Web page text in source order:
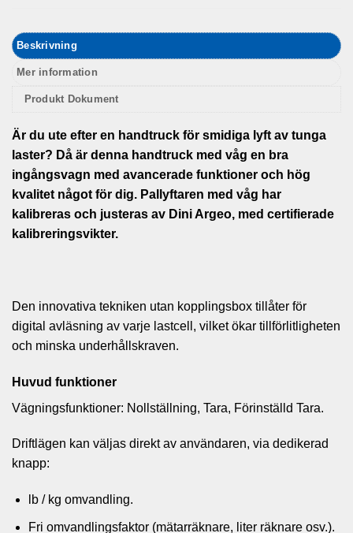
Beskrivning
Mer information
Produkt Dokument
Är du ute efter en handtruck för smidiga lyft av tunga
laster? Då är denna handtruck med våg en bra
ingångsvagn med avancerade funktioner och hög
kvalitet något för dig. Pallyftaren med våg har
kalibreras och justeras av Dini Argeo, med certifierade
kalibreringsvikter.
Den innovativa tekniken utan kopplingsbox tillåter för
digital avläsning av varje lastcell, vilket ökar tillförlitligheten
och minska underhållskraven.
Huvud funktioner
Vägningsfunktioner: Nollställning, Tara, Förinställd Tara.
Driftlägen kan väljas direkt av användaren, via dedikerad
knapp:
lb / kg omvandling.
Fri omvandlingsfaktor (mätarräknare, liter räknare osv.).